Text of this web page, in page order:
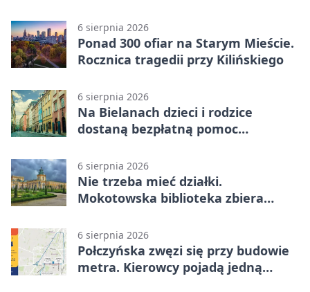
6 sierpnia 2026
Ponad 300 ofiar na Starym Mieście.
Rocznica tragedii przy Kilińskiego
6 sierpnia 2026
Na Bielanach dzieci i rodzice
dostaną bezpłatną pomoc
6 sierpnia 2026
Nie trzeba mieć działki.
Mokotowska biblioteka zbiera
6 sierpnia 2026
Połczyńska zwęzi się przy budowie
metra. Kierowcy pojadą jedną